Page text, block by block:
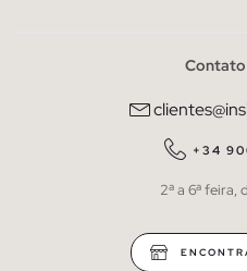
Contato
+34
2ª a 6ª feira,